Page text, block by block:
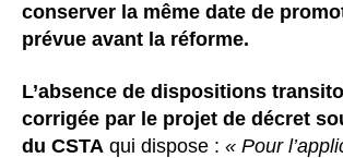
conserver la même date de
prévue avant la réforme.
L’absence de dispositions
corrigée par le projet de décret
du CSTA qui dispose : « Pour